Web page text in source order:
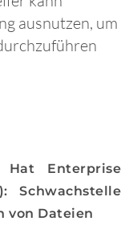
ausnutzen, um
Hat Enterprise
Schwachstelle
von Dateien